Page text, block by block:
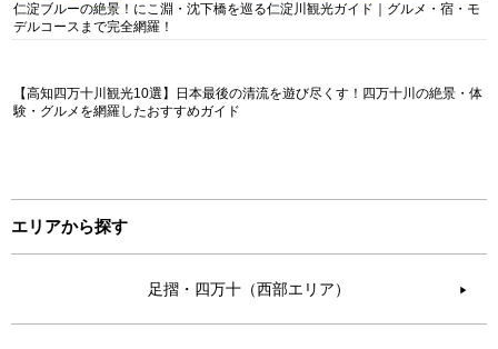
仁淀ブルーの絶景！にこ淵・沈下橋を巡る仁淀川観光ガイド｜グルメ・宿・モ
デルコースまで完全網羅！
【高知四万十川観光10選】日本最後の清流を遊び尽くす！四万十川の絶景・体
験・グルメを網羅したおすすめガイド
エリアから探す
足摺・四万十（西部エリア） ▶︎